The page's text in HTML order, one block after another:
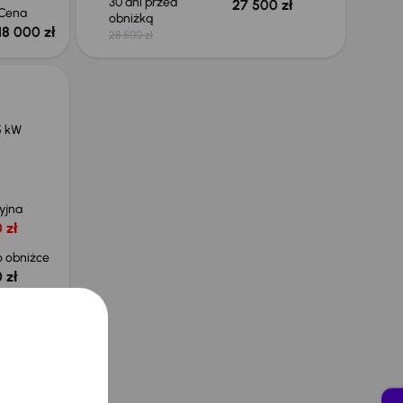
000 zł
obniżką
28 500 zł
27 500 zł
kW
obniżce